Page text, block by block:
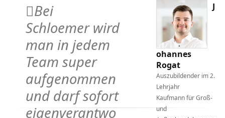
Bei
Schloemer wird
man in jedem
Team super
aufgenommen
und darf sofort
eigenverantwo
J
ohannes
Rogat
Auszubildender im 2.
Lehrjahr
Kaufmann für Groß-
und